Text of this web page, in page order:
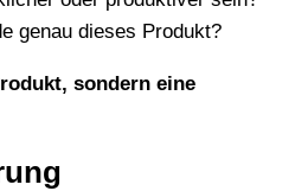
genau dieses Produkt?
sondern eine